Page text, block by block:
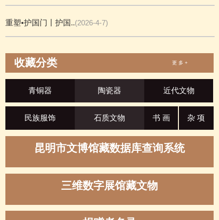
重塑•护国门丨护国..(2026-4-7)
收藏分类 更 多 +
青铜器 陶瓷器 近代文物
民族服饰 石质文物 书 画 杂 项
昆明市文博馆藏数据库查询系统
三维数字展馆藏文物